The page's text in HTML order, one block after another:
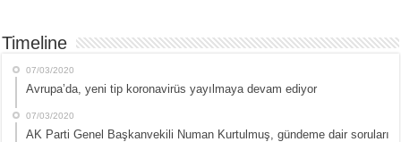
Timeline
07/03/2020
Avrupa’da, yeni tip koronavirüs yayılmaya devam ediyor
07/03/2020
AK Parti Genel Başkanvekili Numan Kurtulmuş, gündeme dair soruları